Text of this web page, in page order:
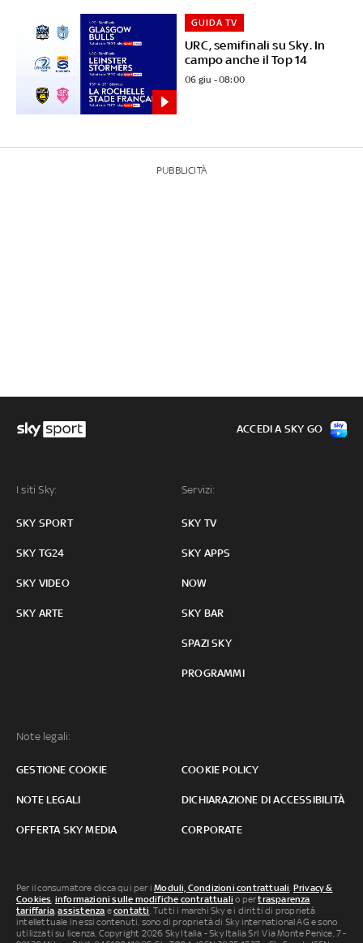
URC, semifinali su Sky. In
campo anche il Top 14
GUIDA TV
06 giu - 08:00
PUBBLICITÀ
I siti Sky:
SKY SPORT
SKY TG24
SKY VIDEO
SKY ARTE
Servizi:
SKY TV
SKY APPS
NOW
SKY BAR
SPAZI SKY
PROGRAMMI
Note legali:
GESTIONE COOKIE COOKIE POLICY
NOTE LEGALI DICHIARAZIONE DI ACCESSIBILITÀ
OFFERTA SKY MEDIA CORPORATE
ACCEDI A SKY GO
Per il consumatore clicca qui per iModuli, Condizioni contrattuali, Privacy &
Cookies, informazioni sulle modifiche contrattuali o pertrasparenza
tariffaria,assistenza econtatti. Tutti i marchi Sky e i diritti di proprietà
intellettuale in essi contenuti, sono di proprietà di Sky international AG e sono
utilizzati su licenza. Copyright 2026 Sky Italia - Sky Italia Srl Via Monte Penice, 7 -